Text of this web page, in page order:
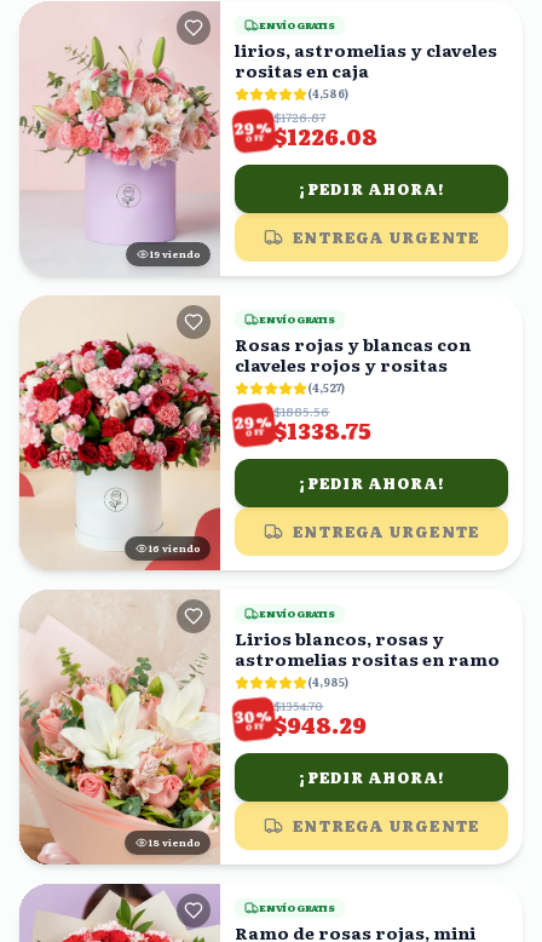
19 viendo
ENVÍO GRATIS
lirios, astromelias y claveles
rositas en caja
(4,586)
29%
OFF
$1726.87
$1226.08
¡PEDIR AHORA!
ENTREGA URGENTE
17 viendo
ENVÍO GRATIS
Rosas rojas y blancas con
claveles rojos y rositas
(4,527)
29%
OFF
$1885.56
$1338.75
¡PEDIR AHORA!
ENTREGA URGENTE
17 viendo
ENVÍO GRATIS
Lirios blancos, rosas y
astromelias rositas en ramo
(4,985)
30%
OFF
$1354.70
$948.29
¡PEDIR AHORA!
ENTREGA URGENTE
ENVÍO GRATIS
Ramo de rosas rojas, mini